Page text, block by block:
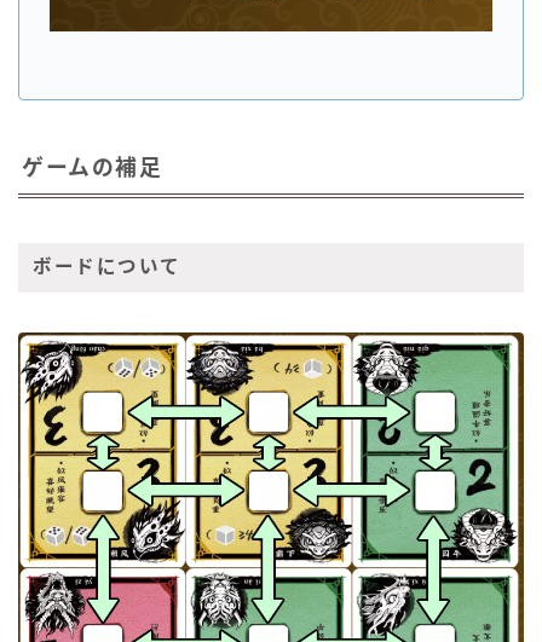
ゲームの補足
ボードについて